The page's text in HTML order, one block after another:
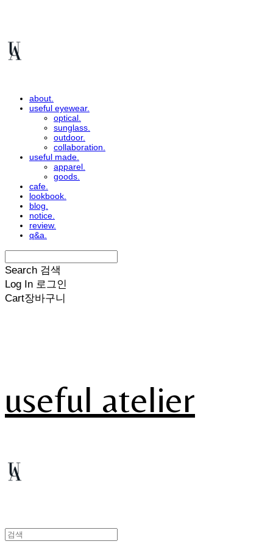
about.
useful eyewear.
optical.
sunglass.
outdoor.
collaboration.
useful made.
apparel.
goods.
cafe.
lookbook.
blog.
notice.
review.
q&a.
Search 검색
Log In 로그인
Cart장바구니
useful atelier